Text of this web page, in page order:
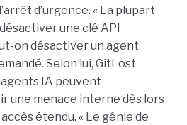
d’urgence. « La plupart
une clé API
on désactiver un agent
Selon lui, GitLost
IA peuvent
une menace interne dès lors
étendu. « Le génie de